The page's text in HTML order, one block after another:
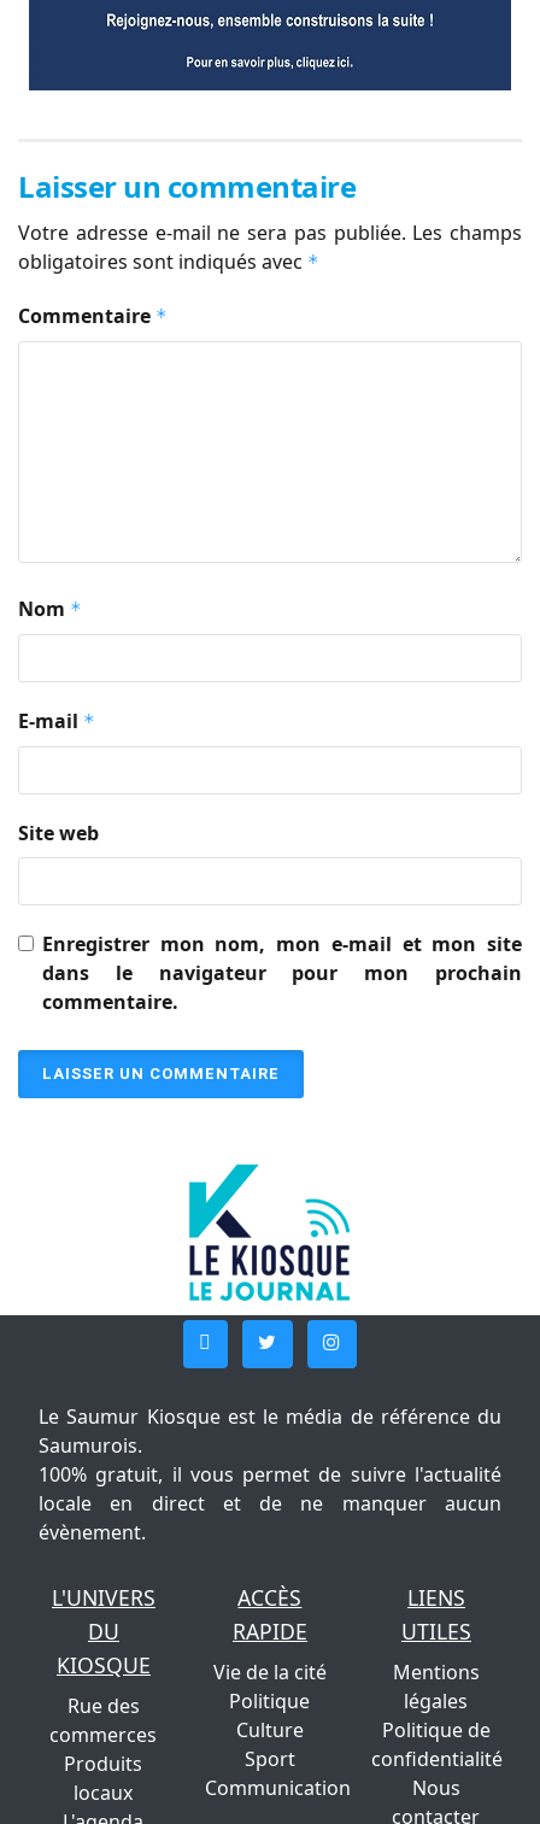
Laisser un commentaire
Votre adresse e-mail ne sera pas publiée. Les champs
obligatoires sont indiqués avec *
Commentaire *
Nom *
E-mail *
Site web
Enregistrer mon nom, mon e-mail et mon site
dans le navigateur pour mon prochain
commentaire.
Le Saumur Kiosque est le média de référence du
Saumurois.
100% gratuit, il vous permet de suivre l'actualité
locale en direct et de ne manquer aucun
évènement.
L'UNIVERS
DU
KIOSQUE
Rue des
commerces
Produits
locaux
ACCÈS
RAPIDE
Vie de la cité
Politique
Culture
Sport
Communication
LIENS
UTILES
Mentions
légales
Politique de
confidentialité
Nous
contacter